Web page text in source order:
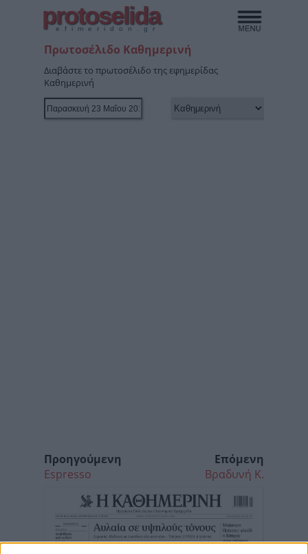
protoselida
efimeridon.gr
Πρωτοσέλιδο Καθημερινή
Διαβάστε το πρωτοσέλιδο της εφημερίδας
Καθημερινή
Προηγούμενη
Espresso
Επόμενη
Βραδυνή Κ.